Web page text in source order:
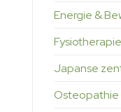
Energie &
Fysiotherapie
Japanse
Osteopathie